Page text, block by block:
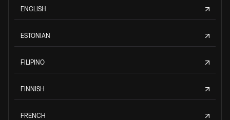
ENGLISH
ESTONIAN
FILIPINO
FINNISH
FRENCH